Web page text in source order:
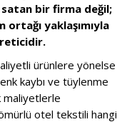
bir firma değil;
ortağı yaklaşımıyla
ürünlere yönelse
kaybı ve tüylenme
maliyetlerle
otel tekstili hangi